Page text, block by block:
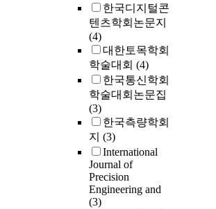
한국디지털콘
텐츠학회논문지
(4)
대한토목학회
학술대회 (4)
한국통신학회
학술대회논문집
(3)
한국측량학회
지 (3)
International
Journal of
Precision
Engineering and
(3)